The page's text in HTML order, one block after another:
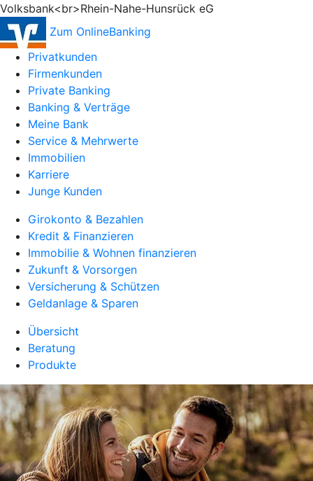
Volksbank<br>Rhein-Nahe-Hunsrück eG
Zum OnlineBanking
Privatkunden
Firmenkunden
Private Banking
Banking & Verträge
Meine Bank
Service & Mehrwerte
Immobilien
Karriere
Junge Kunden
Girokonto & Bezahlen
Kredit & Finanzieren
Immobilie & Wohnen finanzieren
Zukunft & Vorsorgen
Versicherung & Schützen
Geldanlage & Sparen
Übersicht
Beratung
Produkte